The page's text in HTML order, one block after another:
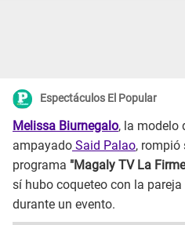
Espectáculos El Popular
Melissa Biurnegalo, la modelo
ampayado Said Palao, rompió
programa "Magaly TV La
sí hubo coqueteo con la pareja
durante un evento.